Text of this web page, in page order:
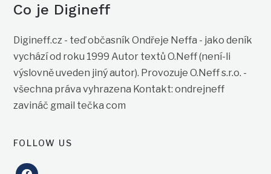
Co je Digineff
Digineff.cz - teď občasník Ondřeje Neffa - jako deník
vychází od roku 1999 Autor textů O.Neff (není-li
výslovně uveden jiný autor). Provozuje O.Neff s.r.o. -
všechna práva vyhrazena Kontakt: ondrejneff
zavináč gmail tečka com
FOLLOW US
facebook